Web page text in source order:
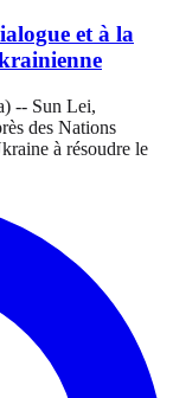
et à la
-- Sun Lei,
des Nations
à résoudre le